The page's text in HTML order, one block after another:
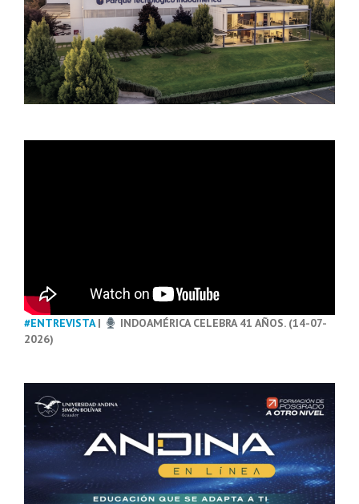
#ENTREVISTA|
INDOAMÉRICA CELEBRA 41 AÑOS. (14-07-
2026)